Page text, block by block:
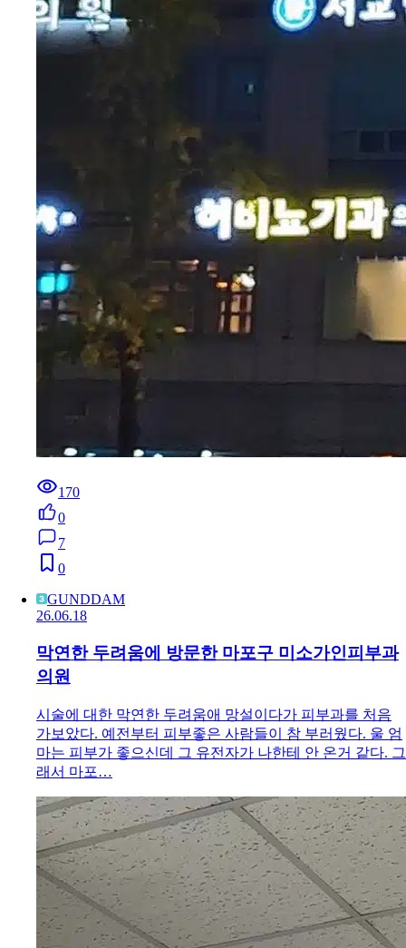
170
0
7
0
GUNDDAM
26.06.18
막연한 두려움에 방문한 마포구 미소가인피부과
의원
시술에 대한 막연한 두려움애 망설이다가 피부과를 처음
가보았다. 예전부터 피부좋은 사람들이 참 부러웠다. 울 엄
마는 피부가 좋으신데 그 유전자가 나한테 안 온거 같다. 그
래서 마포…